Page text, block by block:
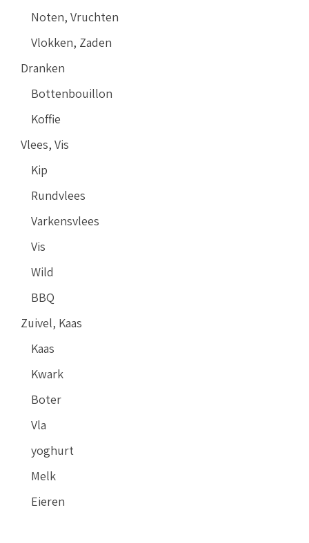
Noten, Vruchten
Vlokken, Zaden
Dranken
Bottenbouillon
Koffie
Vlees, Vis
Kip
Rundvlees
Varkensvlees
Vis
Wild
BBQ
Zuivel, Kaas
Kaas
Kwark
Boter
Vla
yoghurt
Melk
Eieren